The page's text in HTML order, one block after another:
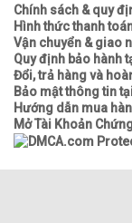
Chính sách & quy
Hình thức thanh
Vận chuyển & giao
Quy định bảo hành
Đổi, trả hàng và
Bảo mật thông tin
Hướng dẫn mua
Mở Tài Khoản